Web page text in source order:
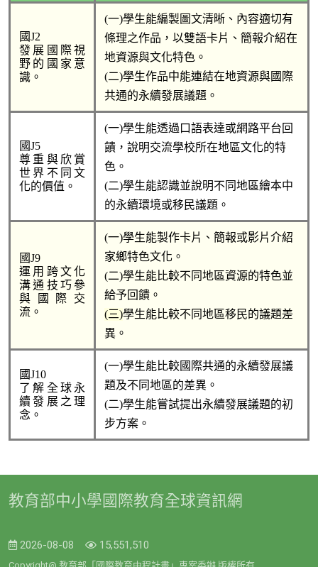
國J2
發展國際視
野的國家意
識。
(一)學生能編製圖文清晰、內容適切有
條理之作品，以雙語卡片、簡報介紹在
地資源與文化特色。
(二)學生作品中能連結在地資源與國際
共通的永續發展議題。
國J5
尊重與欣賞
世界不同文
化的價值。
(一)學生能透過口語表達或網路平台回
饋，說明交流學校所在地區文化的特
色。
(二)學生能認識並說明不同地區繪本中
的永續環境或移民議題。
國J9
運用跨文化
溝通技巧參
與國際交
流。
(一)學生能製作卡片、簡報或影片介紹
家鄉特色文化。
(二)學生能比較不同地區資源的特色並
給予回饋。
(三)學生能比較不同地區移民的議題差
異。
國J10
了解全球永
續發展之理
念。
(一)學生能比較國際共通的永續發展議
題及不同地區的差異。
(二)學生能嘗試提出永續發展議題的初
步方案。
教育部中小學國際教育全球資訊網
2026-08-08 15,551,510